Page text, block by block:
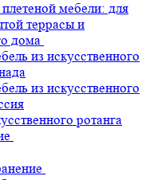
мебели: для
террасы и
дома
из искусственного
из искусственного
ротанга